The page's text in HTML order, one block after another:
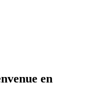
en